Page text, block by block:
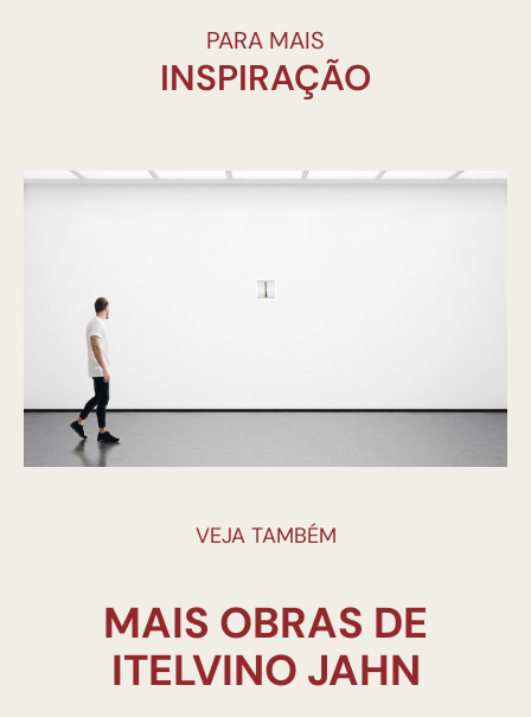
PARA MAIS
INSPIRAÇÃO
VEJA TAMBÉM
MAIS OBRAS DE